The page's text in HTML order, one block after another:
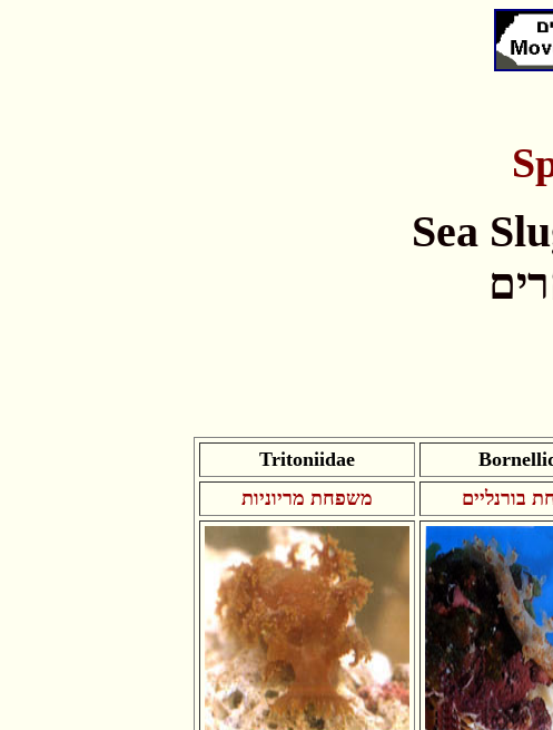
Sea
Tritoniidae
משפחת מריוניות
בורנליים